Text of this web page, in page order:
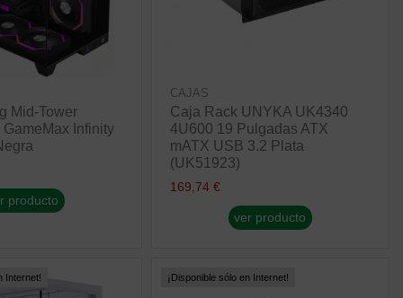
Mid-Tower
GameMax Infinity
producto
CAJAS
Caja Rack UNYKA UK4340
4U600 19 Pulgadas ATX
mATX USB 3.2 Plata
(UK51923)
169,74 €
ver producto
Internet! ¡Disponible sólo en Internet!